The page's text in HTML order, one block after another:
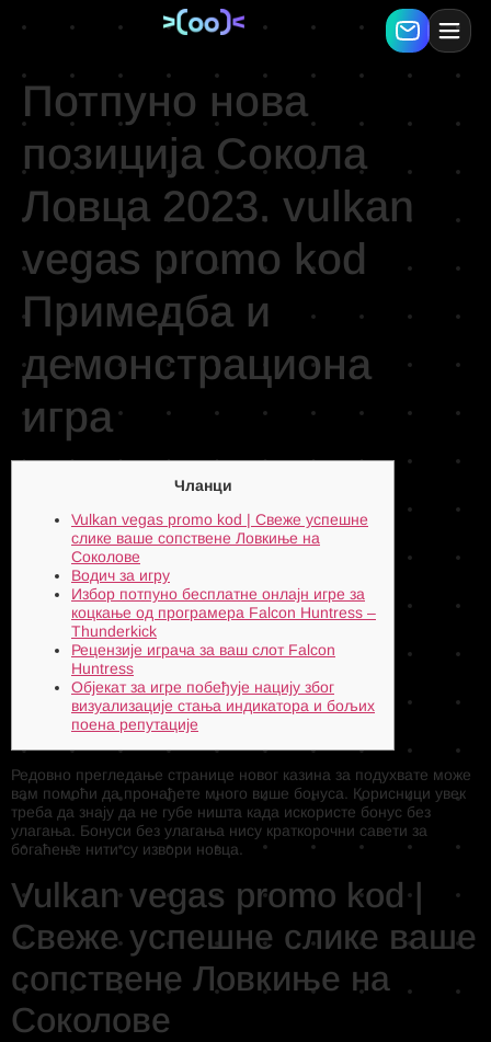
Потпуно нова
позиција Сокола
Ловца 2023. vulkan
vegas promo kod
Примедба и
демонстрациона
игра
Чланци
Vulkan vegas promo kod | Свеже успешне
слике ваше сопствене Ловкиње на
Соколове
Водич за игру
Избор потпуно бесплатне онлајн игре за
коцкање од програмера Falcon Huntress –
Thunderkick
Рецензије играча за ваш слот Falcon
Huntress
Објекат за игре побеђује нацију због
визуализације стања индикатора и бољих
поена репутације
Редовно прегледање странице новог казина за подухвате може
вам помоћи да пронађете много више бонуса. Корисници увек
треба да знају да не губе ништа када искористе бонус без
улагања. Бонуси без улагања нису краткорочни савети за
богаћење нити су извори новца.
Vulkan vegas promo kod |
Свеже успешне слике ваше
сопствене Ловкиње на
Соколове